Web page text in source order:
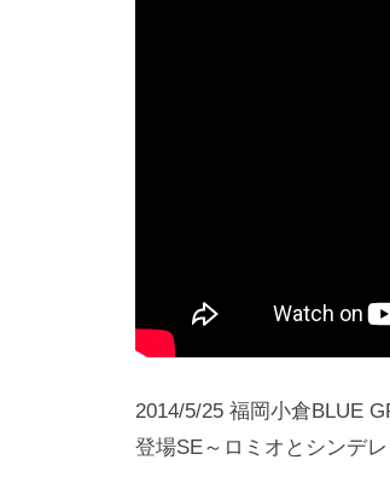
2014/5/25 福岡小倉BLUE
登場SE～ロミオとシンデレ